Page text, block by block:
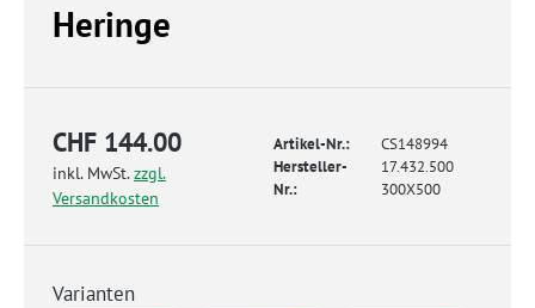
Heringe
CHF 144.00
inkl. MwSt.zzgl.
Versandkosten
Artikel-Nr.:
CS148994
Hersteller-
Nr.:
17.432.500
300X500
Varianten